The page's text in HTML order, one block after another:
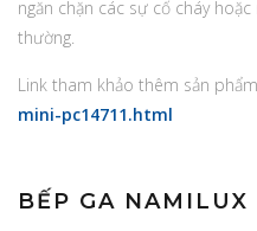
ngăn chặn các sự cố cháy
thường.
Link tham khảo thêm sản
mini-pc14711.html
BẾP GA NAMILUX